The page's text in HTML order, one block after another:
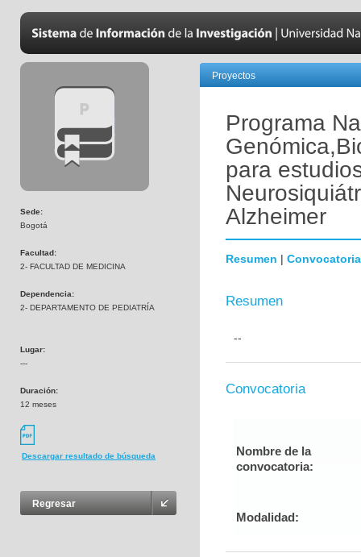
Sede:
Bogotá
Facultad:
2- FACULTAD DE MEDICINA
Dependencia:
2- DEPARTAMENTO DE PEDIATRÍA
Lugar:
---
Duración:
12 meses
Descargar resultado de búsqueda
Regresar
Proyectos
Programa
para
Alzheimer
Resumen | Convocatoria
Resumen
--
Convocatoria
Nombre de la
convocatoria:
Modalidad: